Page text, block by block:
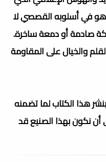
في أسلوبه القصصي لا
صادمة أو دمعة ساخرة.
والخيال على المقاومة
هذا الكتاب لما تضمنه
نكون بهذا الصنيع قد